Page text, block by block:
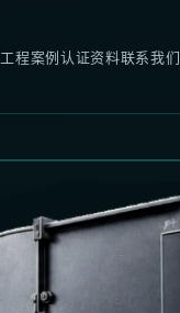
工程案例认证资料联系我们